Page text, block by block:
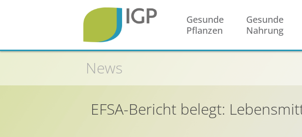
Startseite
In der Landwirtschaft
Integrierter Pflanzenschutz
Gesunde
Pflanzen
Gesunde
Nahrung
News
EFSA-Bericht belegt: